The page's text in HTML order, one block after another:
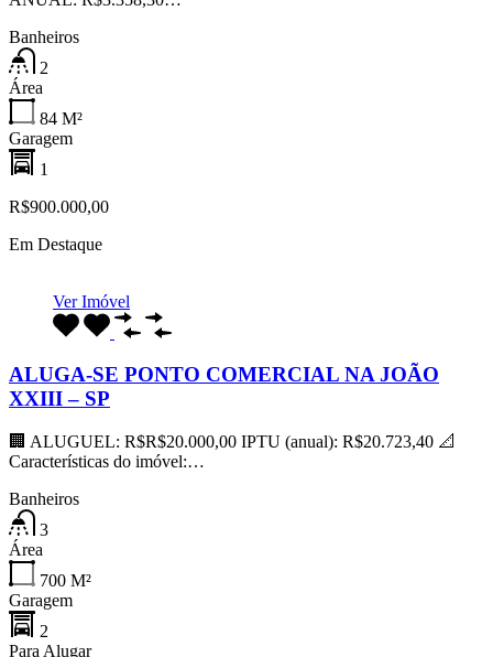
Banheiros
2
Área
84 M²
Garagem
1
R$900.000,00
Em Destaque
Ver Imóvel
ALUGA-SE PONTO COMERCIAL NA JOÃO
XXIII – SP
🏢 ALUGUEL: R$R$20.000,00 IPTU (anual): R$20.723,40 📐
Características do imóvel:…
Banheiros
3
Área
700 M²
Garagem
2
Para Alugar